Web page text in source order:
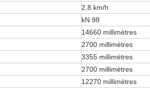
2,8 km/h
kN 98
14660 millimètres
2700 millimètres
3355 millimètres
2700 millimètres
12270 millimètres